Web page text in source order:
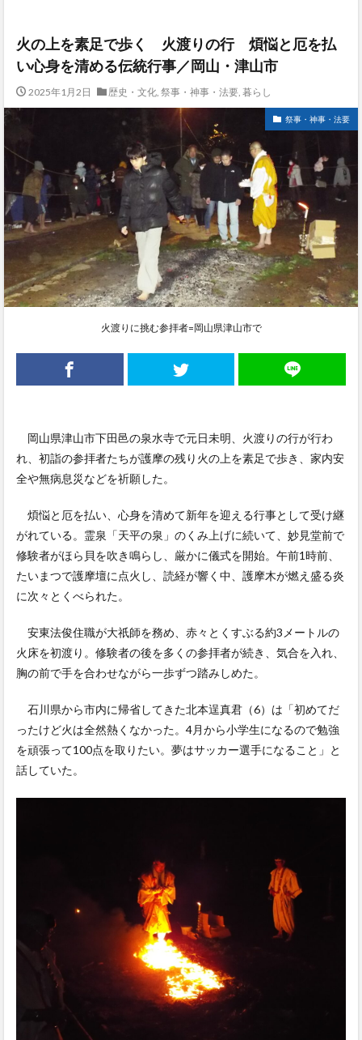
火の上を素足で歩く 火渡りの行 煩悩と厄を払
い心身を清める伝統行事／岡山・津山市
2025年1月2日 歴史・文化, 祭事・神事・法要, 暮らし
祭事・神事・法要
火渡りに挑む参拝者=岡山県津山市で
岡山県津山市下田邑の泉水寺で元日未明、火渡りの行が行わ
れ、初詣の参拝者たちが護摩の残り火の上を素足で歩き、家内安
全や無病息災などを祈願した。
煩悩と厄を払い、心身を清めて新年を迎える行事として受け継
がれている。霊泉「天平の泉」のくみ上げに続いて、妙見堂前で
修験者がほら貝を吹き鳴らし、厳かに儀式を開始。午前1時前、
たいまつで護摩壇に点火し、読経が響く中、護摩木が燃え盛る炎
に次々とくべられた。
安東法俊住職が大祇師を務め、赤々とくすぶる約3メートルの
火床を初渡り。修験者の後を多くの参拝者が続き、気合を入れ、
胸の前で手を合わせながら一歩ずつ踏みしめた。
石川県から市内に帰省してきた北本逞真君（6）は「初めてだ
ったけど火は全然熱くなかった。4月から小学生になるので勉強
を頑張って100点を取りたい。夢はサッカー選手になること」と
話していた。